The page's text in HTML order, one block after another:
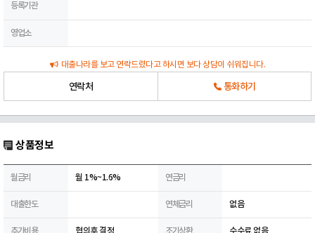
등록기관
영업소
대출나라를 보고 연락드렸다고 하시면 보다 상담이 쉬워집니다.
연락처 통화하기
상품정보
월금리 월 1%~1.6% 연금리
대출한도 연체금리 없음
추가비용 협의후 결정 조기상환 수수료 없음